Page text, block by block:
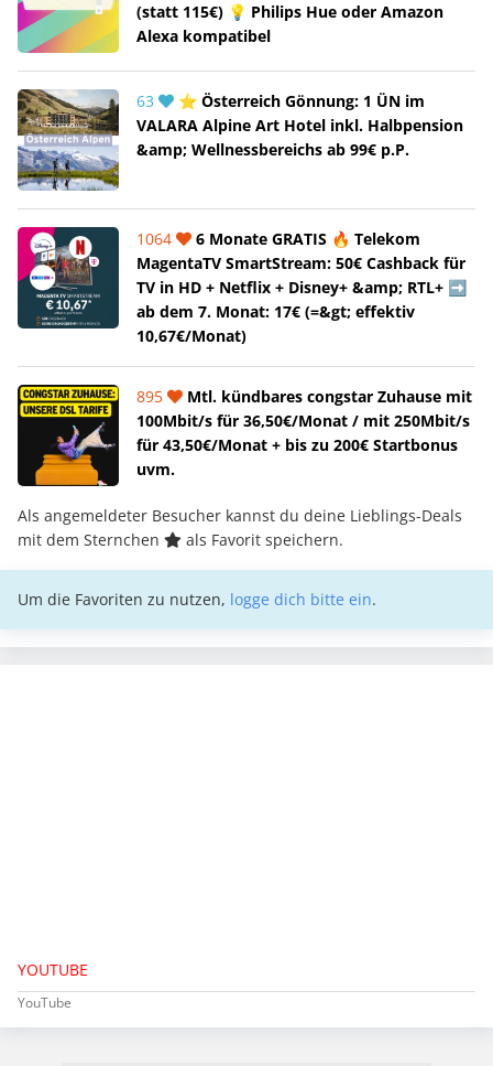
(statt 115€) 💡 Philips Hue oder Amazon
Alexa kompatibel
63
⭐ Österreich Gönnung: 1 ÜN im
VALARA Alpine Art Hotel inkl. Halbpension
&amp; Wellnessbereichs ab 99€ p.P.
1064
6 Monate GRATIS 🔥 Telekom
MagentaTV SmartStream: 50€ Cashback für
TV in HD + Netflix + Disney+ &amp; RTL+ ➡️
ab dem 7. Monat: 17€ (=&gt; effektiv
10,67€/Monat)
895
Mtl. kündbares congstar Zuhause mit
100Mbit/s für 36,50€/Monat / mit 250Mbit/s
für 43,50€/Monat + bis zu 200€ Startbonus
uvm.
Als angemeldeter Besucher kannst du deine Lieblings-Deals
mit dem Sternchen
als Favorit speichern.
Um die Favoriten zu nutzen, logge dich bitte ein.
YOUTUBE
YouTube